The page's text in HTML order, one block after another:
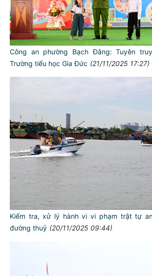
Công an phường Bạch Đằng: Tuyên
Trường tiểu học Gia Đức (21/11/2025 17:27)
Kiểm tra, xử lý hành vi vi phạm trật tự
đường thuỷ (20/11/2025 09:44)